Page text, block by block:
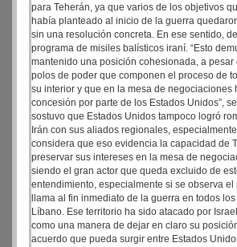
para Teherán, ya que varios de los objetivos
había planteado al inicio de la guerra
sin una resolución concreta. En ese sentido,
programa de misiles balísticos iraní. “Esto
mantenido una posición cohesionada, a pesar
polos de poder que componen el proceso de
su interior y que en la mesa de negociaciones
concesión por parte de los Estados Unidos”,
sostuvo que Estados Unidos tampoco logró
Irán con sus aliados regionales,
considera que eso evidencia la capacidad de
preservar sus intereses en la mesa de
siendo el gran actor que queda excluido de
entendimiento, especialmente si se observa el
llama al fin inmediato de la guerra en todos
Líbano. Ese territorio ha sido atacado por
como una manera de dejar en claro su
acuerdo que pueda surgir entre Estados